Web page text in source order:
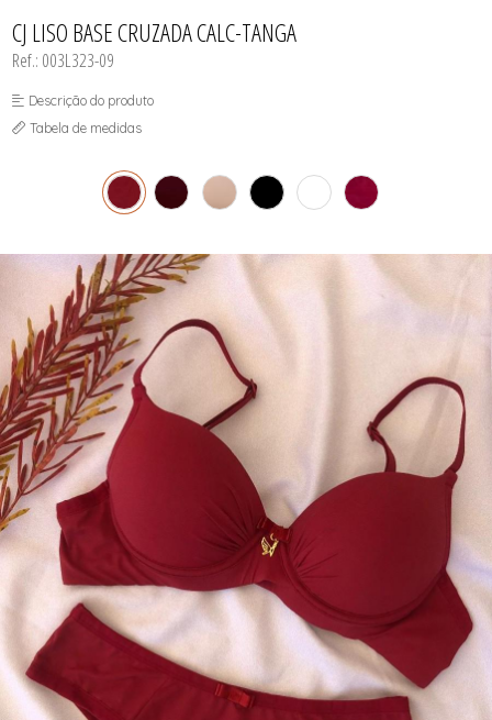
CJ LISO BASE CRUZADA CALC-TANGA
Ref.: 003L323-09
Descrição do produto
Tabela de medidas